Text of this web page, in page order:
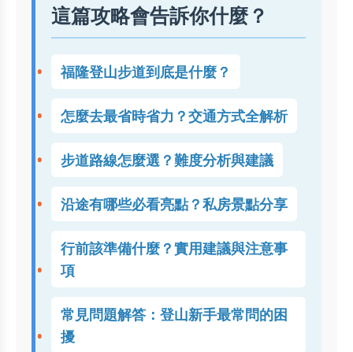
這篇攻略會告訴你什麼？
福隆登山步道到底是什麼？
怎麼去最省時省力？交通方式全解析
步道路線怎麼選？難度分析與建議
沿途有哪些必看亮點？私房景點分享
行前該準備什麼？實用建議與注意事
項
常見問題解答：登山新手最常問的困
擾